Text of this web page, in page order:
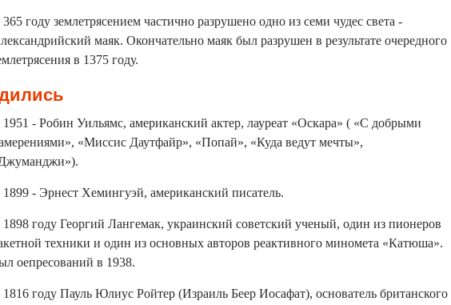
году землетрясением частично разрушено одно из семи чудес света -
маяк. Окончательно маяк был разрушен в результате очередного
в 1375 году.
- Робин Уильямс, американский актер, лауреат «Оскара» ( «С добрыми
«Миссис Даутфайр», «Попай», «Куда ведут мечты»,
- Эрнест Хемингуэй, американский писатель.
году Георгий Лангемак, украинский советский ученый, один из пионеров
техники и один из основных авторов реактивного миномета «Катюша».
оепресований в 1938.
году Пауль Юлиус Ройтер (Израиль Беер Иосафат), основатель британского